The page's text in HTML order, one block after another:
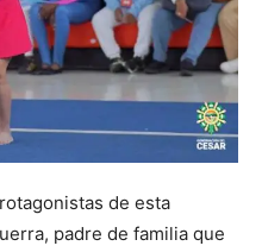
de esta
padre de familia que